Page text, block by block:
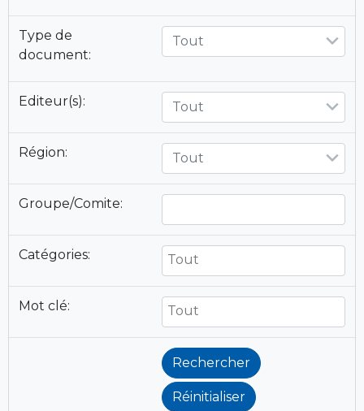
Type de
document:
Tout
Editeur(s): Tout
Région: Tout
Groupe/Comite:
Catégories:
Mot clé: